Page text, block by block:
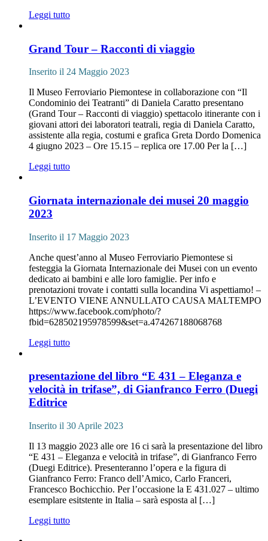
Leggi tutto
Grand Tour – Racconti di viaggio
Inserito il 24 Maggio 2023
Il Museo Ferroviario Piemontese in collaborazione con “Il
Condominio dei Teatranti” di Daniela Caratto presentano
(Grand Tour – Racconti di viaggio) spettacolo itinerante con i
giovani attori dei laboratori teatrali, regia di Daniela Caratto,
assistente alla regia, costumi e grafica Greta Dordo Domenica
4 giugno 2023 – Ore 15.15 – replica ore 17.00 Per la […]
Leggi tutto
Giornata internazionale dei musei 20 maggio
2023
Inserito il 17 Maggio 2023
Anche quest’anno al Museo Ferroviario Piemontese si
festeggia la Giornata Internazionale dei Musei con un evento
dedicato ai bambini e alle loro famiglie. Per info e
prenotazioni trovate i contatti sulla locandina Vi aspettiamo! –
L’EVENTO VIENE ANNULLATO CAUSA MALTEMPO
https://www.facebook.com/photo/?
fbid=628502195978599&set=a.474267188068768
Leggi tutto
presentazione del libro “E 431 – Eleganza e
velocità in trifase”, di Gianfranco Ferro (Duegi
Editrice
Inserito il 30 Aprile 2023
Il 13 maggio 2023 alle ore 16 ci sarà la presentazione del libro
“E 431 – Eleganza e velocità in trifase”, di Gianfranco Ferro
(Duegi Editrice). Presenteranno l’opera e la figura di
Gianfranco Ferro: Franco dell’Amico, Carlo Franceri,
Francesco Bochicchio. Per l’occasione la E 431.027 – ultimo
esemplare esitstente in Italia – sarà esposta al […]
Leggi tutto